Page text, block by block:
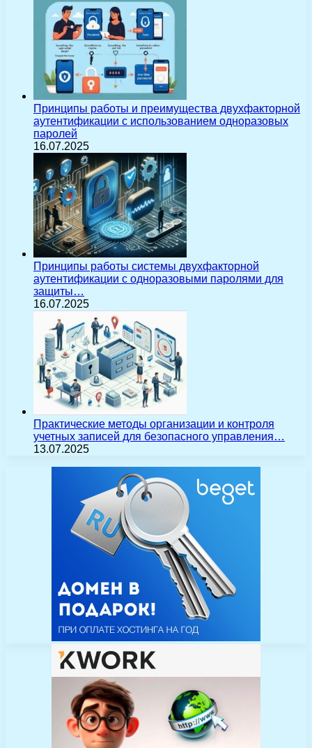
Принципы работы и преимущества двухфакторной
аутентификации с использованием одноразовых
паролей
16.07.2025
Принципы работы системы двухфакторной
аутентификации с одноразовыми паролями для
защиты…
16.07.2025
Практические методы организации и контроля
учетных записей для безопасного управления…
13.07.2025